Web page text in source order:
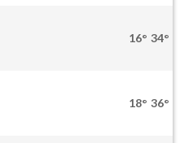
16° 34°
18° 36°